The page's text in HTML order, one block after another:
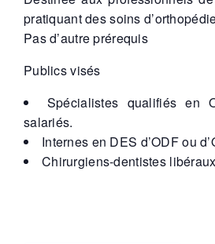
pratiquant des soins
Pas d’autre prérequis
Publics visés
Spécialistes qualifiés en
salariés.
Internes en DES d’ODF ou
Chirurgiens-dentistes